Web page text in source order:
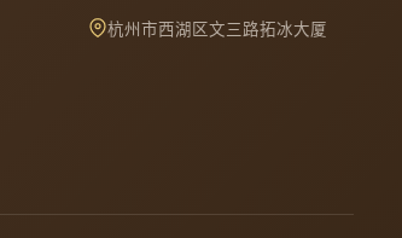
杭州市西湖区文三路拓冰大厦